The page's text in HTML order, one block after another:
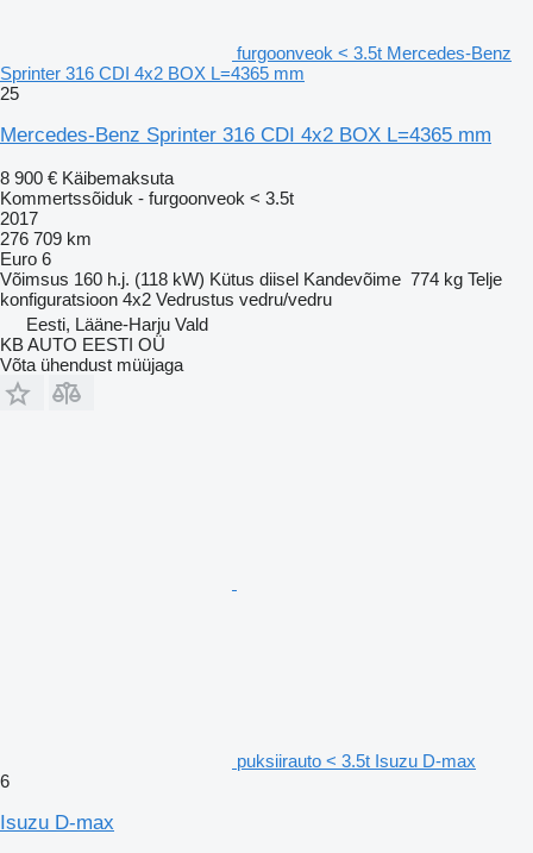
furgoonveok < 3.5t Mercedes-Benz
Sprinter 316 CDI 4x2 BOX L=4365 mm
25
Mercedes-Benz Sprinter 316 CDI 4x2 BOX L=4365 mm
8 900 € Käibemaksuta
Kommertssõiduk - furgoonveok < 3.5t
2017
276 709 km
Euro 6
Võimsus 160 h.j. (118 kW) Kütus diisel Kandevõime 774 kg Telje
konfiguratsioon 4x2 Vedrustus vedru/vedru
Eesti, Lääne-Harju Vald
KB AUTO EESTI OÜ
Võta ühendust müüjaga
puksiirauto < 3.5t Isuzu D-max
6
Isuzu D-max